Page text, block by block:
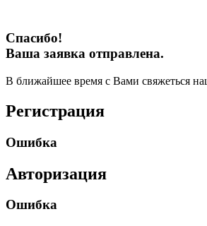
Спасибо!
Ваша заявка отправлена.
В ближайшее время с Вами свяжеться
Регистрация
Ошибка
Авторизация
Ошибка